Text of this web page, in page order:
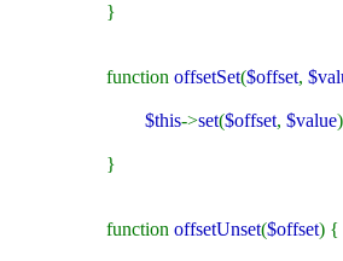
}
function offsetSet($offset,
$this->set($offset, $value
}
function offsetUnset($offset) {